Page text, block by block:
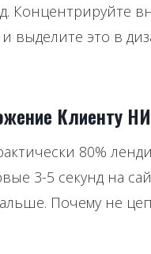
Концентрируйте
выделите это в
Клиенту
80%
3-5 секунд на
Почему не